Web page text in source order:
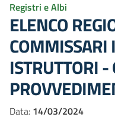
Registri e Albi
ELENCO
COMMISSARI
ISTRUTTORI
Data: 14/03/2024